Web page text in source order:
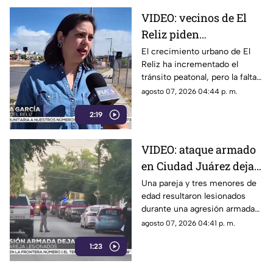
2:19
VIDEO: vecinos de El
Reliz piden
construcción de
banquetas ante riesgo
para peatones
El crecimiento urbano de El
Reliz ha incrementado el
tránsito peatonal, pero la falta
de banquetas obliga a
agosto 07, 2026 04:44 p. m.
1:23
VIDEO: ataque armado
en Ciudad Juárez deja
cinco personas
heridas, entre ellos tres
menores
Una pareja y tres menores de
edad resultaron lesionados
durante una agresión armada
registrada en el
agosto 07, 2026 04:41 p. m.